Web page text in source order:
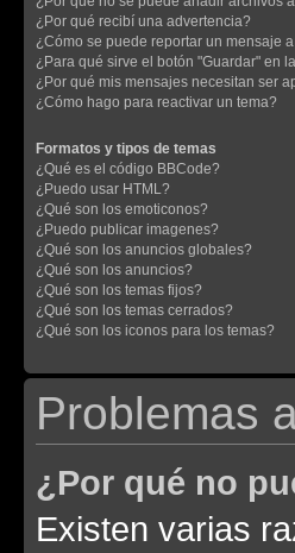
¿Por qué recibí una advertencia?
¿Cómo se puede reportar un mensaje
¿Para qué sirve el botón "Guardar" en
¿Por qué mis mensajes necesitan ser
¿Cómo hago para reactivar un tema?
Formatos y tipos de temas
¿Qué es el código BBCode?
¿Puedo usar HTML?
¿Qué son los emoticonos?
¿Puedo publicar imagenes?
¿Qué son los anuncios globales?
¿Qué son los anuncios?
¿Qué son los temas fijos?
¿Qué son los temas cerrados?
¿Qué son los iconos para los temas?
Problemas
¿Por qué no
Existen varias